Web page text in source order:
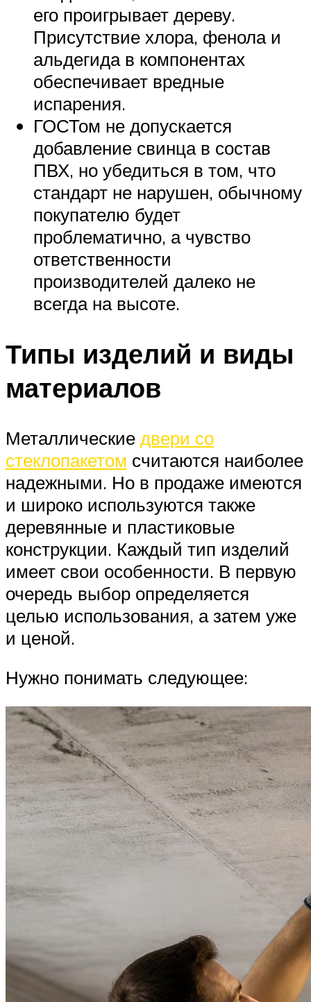
его проигрывает дереву.
Присутствие хлора, фенола и
альдегида в компонентах
обеспечивает вредные
испарения.
ГОСТом не допускается
добавление свинца в состав
ПВХ, но убедиться в том, что
стандарт не нарушен, обычному
покупателю будет
проблематично, а чувство
ответственности
производителей далеко не
всегда на высоте.
Типы изделий и виды
материалов
Металлические двери со
стеклопакетом считаются наиболее
надежными. Но в продаже имеются
и широко используются также
деревянные и пластиковые
конструкции. Каждый тип изделий
имеет свои особенности. В первую
очередь выбор определяется
целью использования, а затем уже
и ценой.
Нужно понимать следующее: